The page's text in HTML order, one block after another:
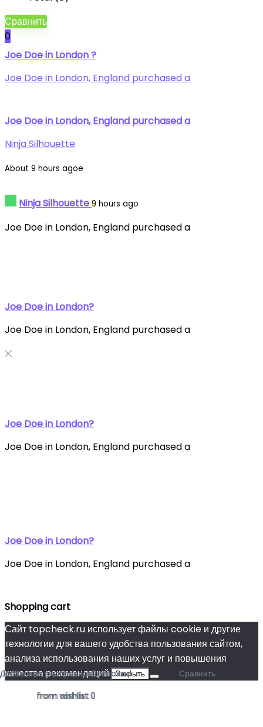
Добавлено в избранноеRemoved
from wishlist 0
Сравнить
Добавлено в избранноеRemoved
from wishlist 0
Сравнить
Добавлено в избранноеRemoved
from wishlist 1
Сравнить
Сравнить
0
Joe Doe in London ?
Joe Doe in London, England purchased a
Joe Doe in London, England purchased a
Ninja Silhouette
About 9 hours agoe
Ninja Silhouette 9 hours ago
Joe Doe in London, England purchased a
Joe Doe in London?
Joe Doe in London, England purchased a
Joe Doe in London?
Joe Doe in London, England purchased a
Joe Doe in London?
Joe Doe in London, England purchased a
Shopping cart
Сайт topcheck.ru использует файлы cookie и другие
технологии для вашего удобства пользования сайтом,
анализа использования наших услуг и повышения
качества рекомендаций. Закрыть